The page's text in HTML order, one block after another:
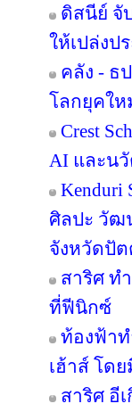
ดิสนีย์ จั
ให้เปล่งป
คลัง - ธ
โลกยุคให
Crest
AI และน
Kenduri
ศิลปะ วัฒ
จังหวัดปั
สาริศ ท
ที่ฟีนิกซ์
ท้องฟ้า
เฮ้าส์ โด
สาริศ อี